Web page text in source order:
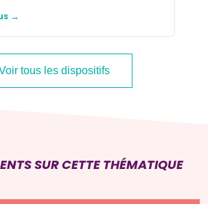
→
tous les dispositifs
SUR CETTE THÉMATIQUE